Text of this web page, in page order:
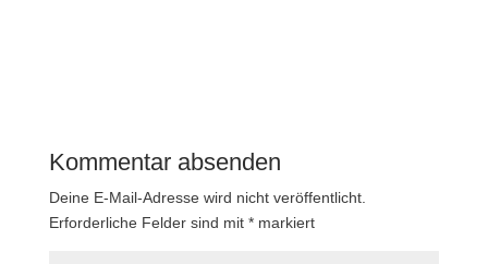
Kommentar absenden
Deine E-Mail-Adresse wird nicht veröffentlicht.
Erforderliche Felder sind mit *markiert